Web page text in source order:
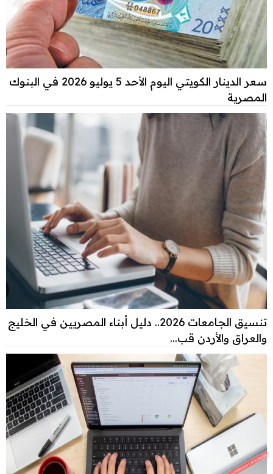
سعر الدينار الكويتي اليوم الأحد 5 يوليو 2026 في البنوك
المصرية
تنسيق الجامعات 2026.. دليل أبناء المصريين في الخليج
والعراق والأردن قب...